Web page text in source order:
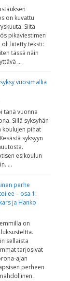
on kuvattu
Siitä
pikaviestimen
oli liitetty teksti:
tässä näin
…
vuosimallia
tänä vuonna
Sillä syksyhän
koulujen pihat
syksyyn
esikoulun
…
perhe
– osa 1:
ja Hanko
on
sellaista
tarjosivat
ajan
perheen